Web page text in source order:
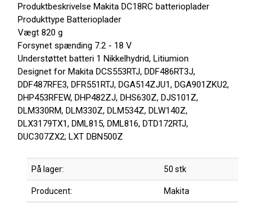
Produktbeskrivelse Makita DC18RC batterioplader
Produkttype Batterioplader
Vægt 820 g
Forsynet spænding 7.2 - 18 V
Understøttet batteri 1 Nikkelhydrid, Litiumion
Designet for Makita DCS553RTJ, DDF486RT3J,
DDF487RFE3, DFR551RTJ, DGA514ZJU1, DGA901ZKU2,
DHP453RFEW, DHP482ZJ, DHS630Z, DJS101Z,
DLM330RM, DLM330Z, DLM534Z, DLW140Z,
DLX3179TX1, DML815, DML816, DTD172RTJ,
DUC307ZX2; LXT DBN500Z
På lager: 50 stk
Producent: Makita